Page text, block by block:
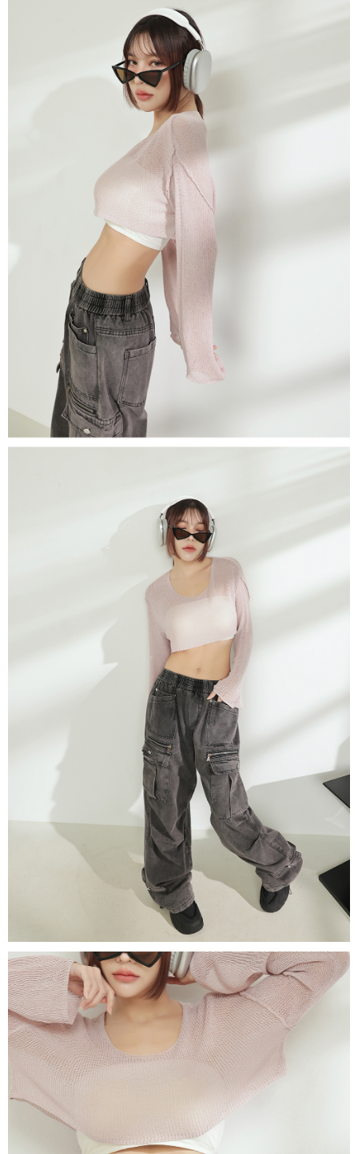
Selepas mengakses bil melalui pautan dalam SMS, anda boleh
menyelesaikan pembayaran anda melalui salah satu saluran berikut: kod
bar kedai serbaneka, kedai runcit Taiwan Mobile, pemindahan bank,
JKOPay, atau iPASS MONEY.
Perkhidmatan ini disediakan oleh Taiwan Mobile Co., Ltd. (“Syarikat”),
yang membolehkan pelanggan membeli barangan atau perkhidmatan
melalui perkhidmatan ini pada masa transaksi. Hasil daripada pembelian
atau pembayaran ansuran akan dipindahkan oleh peniaga kepada
Syarikat, dan pelanggan hendaklah membuat pembayaran mengikut
perjanjian menggunakan sistem bil Syarikat.
Untuk memenuhi hubungan kontrak yang terjalin melalui persetujuan
penggunaan OP Pay Later, peniaga akan memberikan maklumat peribadi
anda (termasuk nama, nombor telefon, atau alamat) kepada Syarikat bagi
tujuan pengumpulan, pemprosesan dan penggunaan data yang
diperlukan untuk pengebilan ansuran, termasuk pengesahan,
pengesahan semula dan pembetulan.
Untuk terma perkhidmatan penuh, sila rujuk pautan berikut:
https://oppay.tw/userRule" target="_blank" class="link revert-
style">https://oppay.tw/userRule
【Panduan Penggunaan Pembayaran Ansuran Gogo】
1. Perkhidmatan ini disediakan oleh Taiwan Mobile, pengguna telefon
mudah alih boleh segera menggunakan tanpa perlu memohon lagi.
(Hanya untuk nombor langganan peribadi, tidak terbuka untuk syarikat
dan kad prabayar)
mengesahkan pembayaran, transaksi akan selesai.
3. Jumlah kelulusan sebenar, bilangan ansuran dan jumlah bayaran
adalah berdasarkan halaman pengesahan transaksi seterusnya.
4. Dalam masa 30 minit selepas pesanan ditubuhkan, jika tidak pergi
untuk mengesahkan transaksi atau jika tidak lulus semakan, pesanan
akan dibatalkan secara automatik. Jika terdapat situasi "pindah untuk
semakan khusus" yang tidak lulus, ini menunjukkan bahawa sistem
penilaian tidak mencukupi, tiada penjelasan mengenai kandungan
【Penerangan Kaedah Pembayaran】
1. Pembayaran ansuran tidak digabungkan dalam bil telekomunikasi,
"Pembayaran Ansuran Gogo" akan menghantar SMS peringatan
pembayaran selepas tarikh penyelesaian bulanan.
2. Melalui pautan SMS untuk membuka bil, anda boleh memilih untuk
membayar melalui "Kod bar kedai serbaneka / Kedai rasmi Taiwan
Mobile / Pemindahan bank / Pembayaran J街口 / iPASS MONEY" dan
1. Perkhidmatan ini disediakan oleh "Taiwan Mobile Co., Ltd." untuk
membolehkan pengguna membeli produk atau perkhidmatan melalui
perkhidmatan ini semasa transaksi, dan kedai akan menyerahkan hak
tuntutan harga jual/beli ansuran kepada syarikat ini untuk membayar bil
menggunakan bil syarikat ini.
2. Berdasarkan tujuan kontrak persetujuan pembayaran menggunakan
"Pembayaran Ansuran Gogo", kedai akan memberikan maklumat peribadi
anda (termasuk nama, telefon atau alamat) kepada Taiwan Mobile untuk
pengumpulan, pemprosesan dan penggunaan, untuk pengesahan,
semakan dan pembetulan data yang diperlukan untuk bil ansuran oleh
Taiwan Mobile.
3. Sila baca syarat perkhidmatan pengguna secara lengkap melalui
pautan berikut: https://oppay.tw/userRule
prapesanan atau produk yang mungkin mengambil masa yang lebih
lama untuk dihantar). Oleh itu, anda dikehendaki membuat pembayaran
kepada AFTEE dalam tempoh sama ada anda menerima pesanan.
Kedua, Sekatan Pembayaran
1. Jumlah yang diperakui untuk pengguna kali pertama boleh sehingga
NT$10,000. Amaun diperakui sebenar yang diluluskan akan berdasarkan
keputusan pensijilan dan semakan oleh AFTEE.
2. Amaun perbelanjaan minimum mestilah lebih besar daripada NT$20.
3. Pada masa ini hanya tersedia untuk ahli Taiwan.
Ketiga, Syarat Perkhidmatan
Perkhidmatan AFTEE Beli Sekarang Bayar Kemudian disediakan oleh NP
Taiwan, Inc. dan AFTEE akan membuat bil kepada pengguna. AFTEE
akan menggunakan data peribadi yang dikumpul (termasuk nama
pembeli, no. telefon, nama penerima, no. telefon, alamat penerima) untuk
penggunaan perkhidmatan. Sila rujuk kepada "Penyata Pengumpulan
Data Peribadi, Pemprosesan, Penggunaan"
(https://aftee.tw/privacypolicy/ ) untuk maklumat lanjut.
Jumlah yang diperakui untuk pengguna kali pertama yang lulus
kelulusan boleh sehingga NT$10,000. Jika pengguna tidak membuat
pembayaran dalam tempoh tersebut, yuran pembayaran lewat sebanyak
20% setahun akan dikenakan. Pengguna bawah umur dikehendaki
mendapatkan kebenaran daripada ibu bapa atau penjaga yang sah
untuk menggunakan AFTEE.
Sila hubungi NP Taiwan Inc. di
mempunyai sebarang kebimbangan mengenai pemprosesan dan
penggunaan pada data peribadi. Jika anda tidak bersetuju dengan data
peribadi yang disenaraikan seperti di atas akan dikumpul dan digunakan
NT$60/pesanan | Penghantaran percuma untuk pesanan
NT$60/pesanan | Penghantaran percuma untuk pesanan
NT$100/pesanan | Penghantaran percuma untuk pesanan
NT$2,500 atau lebih